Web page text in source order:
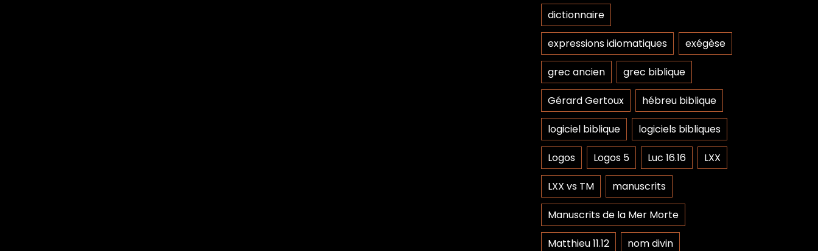
dictionnaire
expressions idiomatiques exégèse
grec ancien grec biblique
Gérard Gertoux hébreu biblique
logiciel biblique logiciels bibliques
Logos Logos 5 Luc 16.16 LXX
LXX vs TM manuscrits
Manuscrits de la Mer Morte
Matthieu 11.12 nom divin